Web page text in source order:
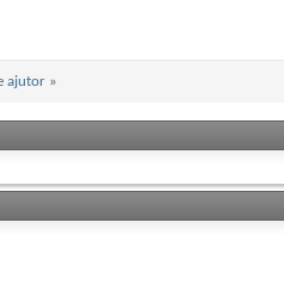
ajutor »